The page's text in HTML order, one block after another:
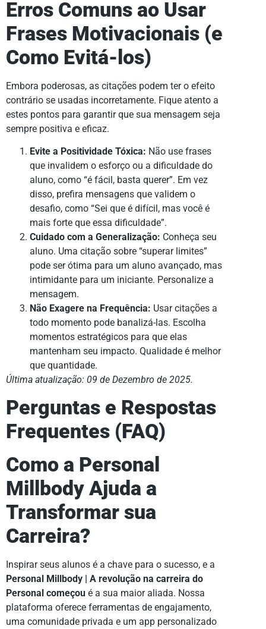
Erros Comuns ao Usar
Frases Motivacionais (e
Como Evitá-los)
Embora poderosas, as citações podem ter o efeito
contrário se usadas incorretamente. Fique atento a
estes pontos para garantir que sua mensagem seja
sempre positiva e eficaz.
Evite a Positividade Tóxica: Não use frases
que invalidem o esforço ou a dificuldade do
aluno, como “é fácil, basta querer”. Em vez
disso, prefira mensagens que validem o
desafio, como “Sei que é difícil, mas você é
mais forte que essa dificuldade”.
Cuidado com a Generalização: Conheça seu
aluno. Uma citação sobre “superar limites”
pode ser ótima para um aluno avançado, mas
intimidante para um iniciante. Personalize a
mensagem.
Não Exagere na Frequência: Usar citações a
todo momento pode banalizá-las. Escolha
momentos estratégicos para que elas
mantenham seu impacto. Qualidade é melhor
que quantidade.
Última atualização: 09 de Dezembro de 2025.
Perguntas e Respostas
Frequentes (FAQ)
Como a Personal
Millbody Ajuda a
Transformar sua
Carreira?
Inspirar seus alunos é a chave para o sucesso, e a
Personal Millbody | A revolução na carreira do
Personal começou é a sua maior aliada. Nossa
plataforma oferece ferramentas de engajamento,
uma comunidade privada e um app personalizado